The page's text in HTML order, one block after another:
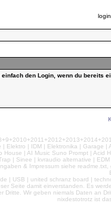
login
den Login, wenn du
Elektro | IDM | Elektronika |
| AI Music Suno Prompt |
| Sinee | kvraudio alternative |
& Impressum siehe
| USB | united schranz board |
Seite damit einverstanden. Es
Wir geben niemals Daten an
nixdestotrotz ist